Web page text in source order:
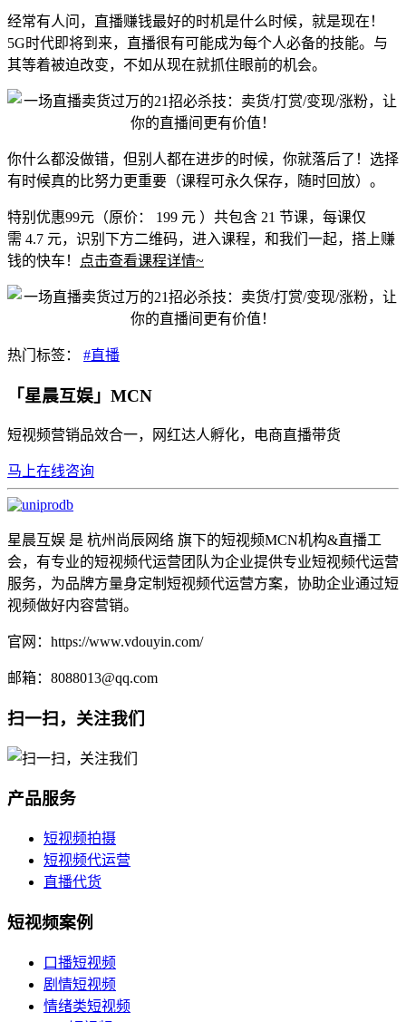
经常有人问，直播赚钱最好的时机是什么时候，就是现在！
5G时代即将到来，直播很有可能成为每个人必备的技能。与
其等着被迫改变，不如从现在就抓住眼前的机会。
你什么都没做错，但别人都在进步的时候，你就落后了！选择
有时候真的比努力更重要（课程可永久保存，随时回放）。
特别优惠99元（原价： 199 元 ）共包含 21 节课，每课仅
需 4.7 元，识别下方二维码，进入课程，和我们一起，搭上赚
钱的快车！
点击查看课程详情~
热门标签： #直播
「星晨互娱」MCN
短视频营销品效合一，网红达人孵化，电商直播带货
马上在线咨询
星晨互娱 是 杭州尚辰网络 旗下的短视频MCN机构&直播工
会，有专业的短视频代运营团队为企业提供专业短视频代运营
服务，为品牌方量身定制短视频代运营方案，协助企业通过短
视频做好内容营销。
官网：https://www.vdouyin.com/
邮箱：8088013@qq.com
扫一扫，关注我们
产品服务
短视频拍摄
短视频代运营
直播代货
短视频案例
口播短视频
剧情短视频
情绪类短视频